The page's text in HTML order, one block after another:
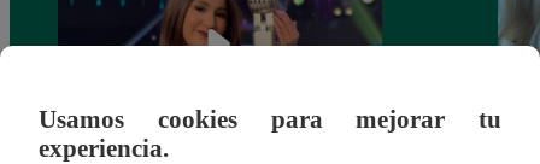
Usamos cookies para mejorar tu
experiencia.